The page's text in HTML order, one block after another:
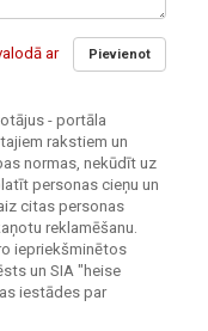
Pievienot
ar
- portāla
rakstiem un
normas, nekūdīt uz
personas cieņu un
citas personas
reklamēšanu.
iepriekšminētos
un SIA "heise
iestādes par